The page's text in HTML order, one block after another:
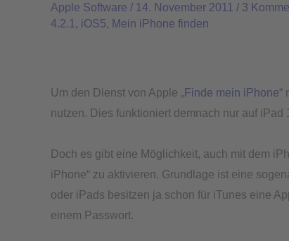
Apple Software / 14. November 2011 / 3
4.2.1 , iOS5, Mein iPhone finden
Um den Dienst von Apple „Finde mein iPhone“
nutzen. Dies funktioniert demnach nur auf
Doch es gibt eine Möglichkeit, auch mit dem
iPhone“ zu aktivieren. Grundlage ist eine
oder iPads besitzen ja schon für iTunes eine
einem Passwort.
auch
mit
und
einem
3G
nutzen